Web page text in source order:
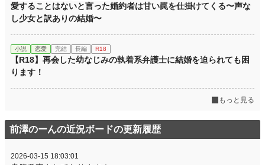
愛することはないと言った婚約者は甘い罠を仕掛けてくる〜声な
し少女と訳ありの結婚〜
小説 恋愛 完結 長編 R18
【R18】再会した幼なじみの執着系弁護士に結婚を迫られても困
ります！
もっと見る
前澤のーんの近況ボードの更新履歴
2026-03-15 18:03:01